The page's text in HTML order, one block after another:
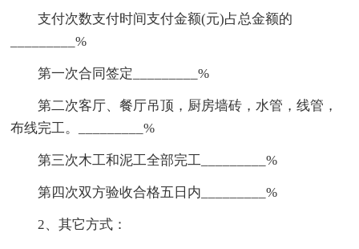
支付次数支付时间支付金额(元)占总金额的
_________%
第一次合同签定_________%
第二次客厅、餐厅吊顶，厨房墙砖，水管，线管，
布线完工。_________%
第三次木工和泥工全部完工_________%
第四次双方验收合格五日内_________%
2、其它方式：